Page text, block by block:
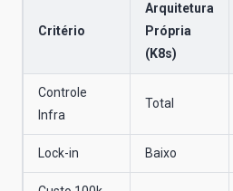
Critério
Arquitetura
Própria
(K8s)
Controle
Infra
Total
Lock-in Baixo